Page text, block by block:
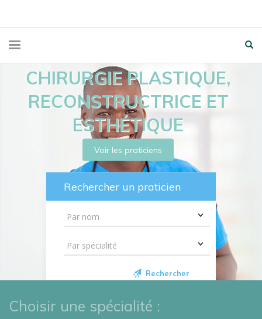
CHIRURGIE PLASTIQUE,
RECONSTRUCTRICE ET
ESTHÉTIQUE
Voir les praticiens
Rechercher un praticien
Rechercher
Choisir une spécialité :